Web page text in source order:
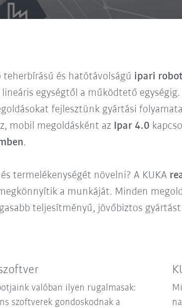
és hatótávolságú ipari
egységtől a működtető
fejlesztünk gyártási
mobil megoldásként az Ipar 4.0
.
termelékenységét növelni? A KUKA
a munkáját. Minden
teljesítményű, jövőbiztos
valóban ilyen rugalmasak:
szoftverek gondoskodnak a